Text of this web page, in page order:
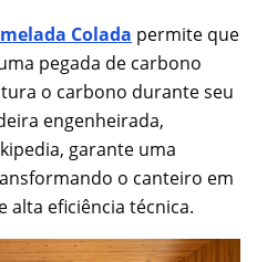
Colada permite que
pegada de carbono
o carbono durante seu
engenheirada,
garante uma
o canteiro em
alta eficiência técnica.